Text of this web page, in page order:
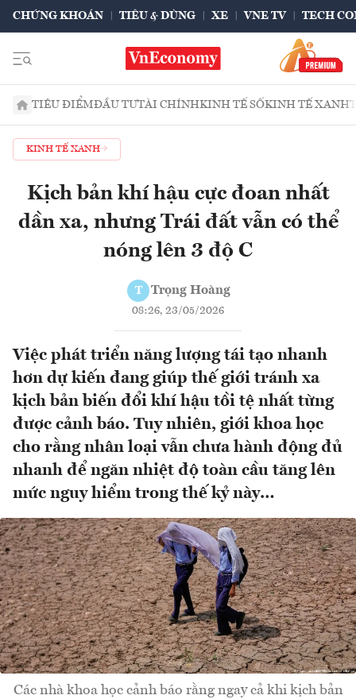
CHỨNG KHOÁN TIÊU & DÙNG XE VNE TV TECH
TIÊU ĐIỂMĐẦU TƯTÀI CHÍNHKINH TẾ SỐKINH TẾ XANH
KINH TẾ XANH
Kịch bản khí hậu cực đoan nhất
dần xa, nhưng Trái đất vẫn có thể
nóng lên 3 độ C
T Trọng Hoàng
08:26, 23/05/2026
Việc phát triển năng lượng tái tạo nhanh
hơn dự kiến đang giúp thế giới tránh xa
kịch bản biến đổi khí hậu tồi tệ nhất từng
được cảnh báo. Tuy nhiên, giới khoa học
cho rằng nhân loại vẫn chưa hành động đủ
nhanh để ngăn nhiệt độ toàn cầu tăng lên
mức nguy hiểm trong thế kỷ này…
Các nhà khoa học cảnh báo rằng ngay cả khi kịch bản